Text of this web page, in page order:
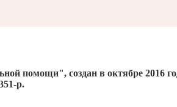
помощи", создан в октябре 2016
р.